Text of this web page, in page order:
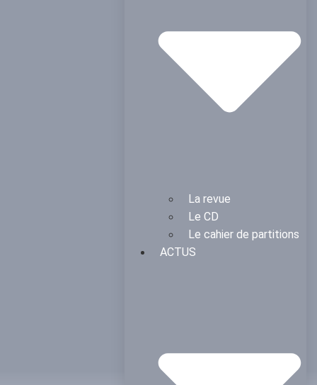
La revue
Le CD
Le cahier de partitions
ACTUS